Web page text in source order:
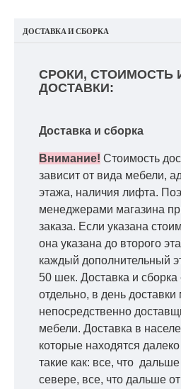
ДОСТАВКА И СБОРКА
СРОКИ, СТОИМОСТЬ
ДОСТАВКИ:
Доставка и сборка
Внимание! Стоимость
зависит от вида мебели,
этажа, наличия лифта.
менеджерами магазина
заказа. Если указана
она указана до второго
каждый дополнительный
50 шек. Доставка и сборка
отдельно, в день доставки
непосредственно
мебели. Доставка в
которые находятся
такие как: все, что
севере, все, что дальше